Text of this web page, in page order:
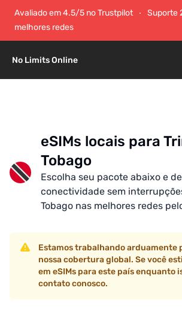
Avaliado em 4.5/5 no Trustpilot Suporte
melhores redes
No Limits Online
eSIMs locais para
Tobago
Escolha seu pacote abaixo e
conectividade sem
Tobago nas melhores redes
Estamos trabalhando arduamente
nossa cobertura global. Se você
em eSIMs para este país enquanto
contato conosco.